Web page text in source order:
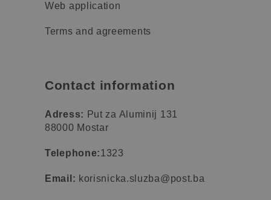
Web application
Terms and agreements
Contact information
Adress: Put za Aluminij 131
88000 Mostar
Telephone:1323
Email: korisnicka.sluzba@post.ba